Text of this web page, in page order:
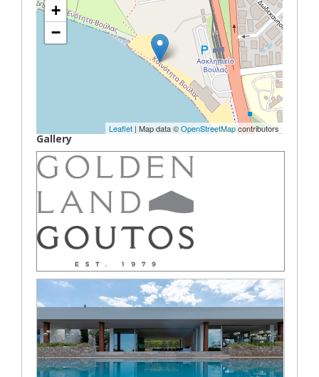
+
−
Leaflet | Map data ©OpenStreetMapcontributors
Gallery